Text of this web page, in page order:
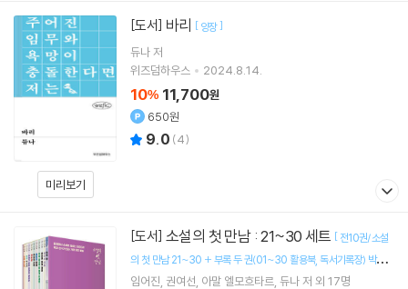
미리보기
[도서] 바리 [ 양장]
듀나저
위즈덤하우스
2024.8.14.
10% 11,700원
650원
9.0 (4)
[도서] 소설의 첫 만남 : 21~30 세트 [ 전10권/소설
의 첫 만남 21~30 + 부록 두 권(01~30 활용북 독서기록장) 박스
포장 ]
임어진 권여선 아말 엘모흐타르 듀나저 외 17명